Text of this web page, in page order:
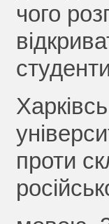
чого
проти